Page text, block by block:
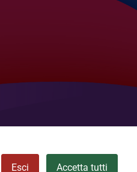
Esci Accetta tutti